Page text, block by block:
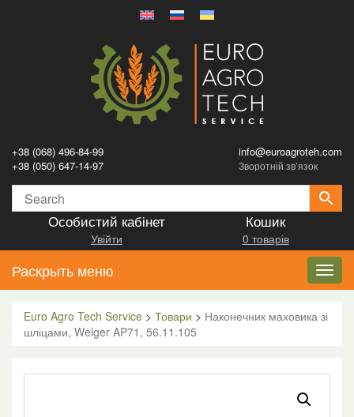
+38 (068) 496-84-99
+38 (050) 647-14-97
info@euroagroteh.com
Зворотній зв’язок
Особистий кабінет
Увійти
Кошик
0 товарів
Раскрыть меню
Euro Agro Tech Service > Товари > Наконечник маховика зі
шліцами, Welger AP71, 56.11.105